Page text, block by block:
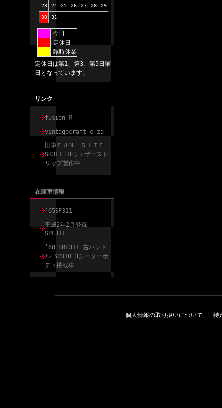
23 24 25 26 27 28 29
30 31
今日
定休日
臨時休業
定休日は第1、第3、第5日曜
日となっています。
リンク
fusion-M
vintagecraft-e-za
旧車ＦＵＮ ＳＩＴＥ
SR311 HTウエザースト
リップ製作中
在庫車情報
’65SP311
平成2年2月登録
SPL311
’68 SRL311 右ハンド
ル SP310 3シーターボ
ディ搭載車
個人情報の取り扱いについて 特